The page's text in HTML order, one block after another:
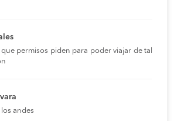
permisos piden para poder viajar de tal
los andes